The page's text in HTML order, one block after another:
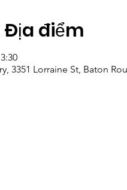
Địa điểm
3351 Lorraine St, Baton